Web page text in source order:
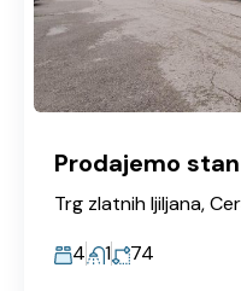
Prodajemo
4
1 74